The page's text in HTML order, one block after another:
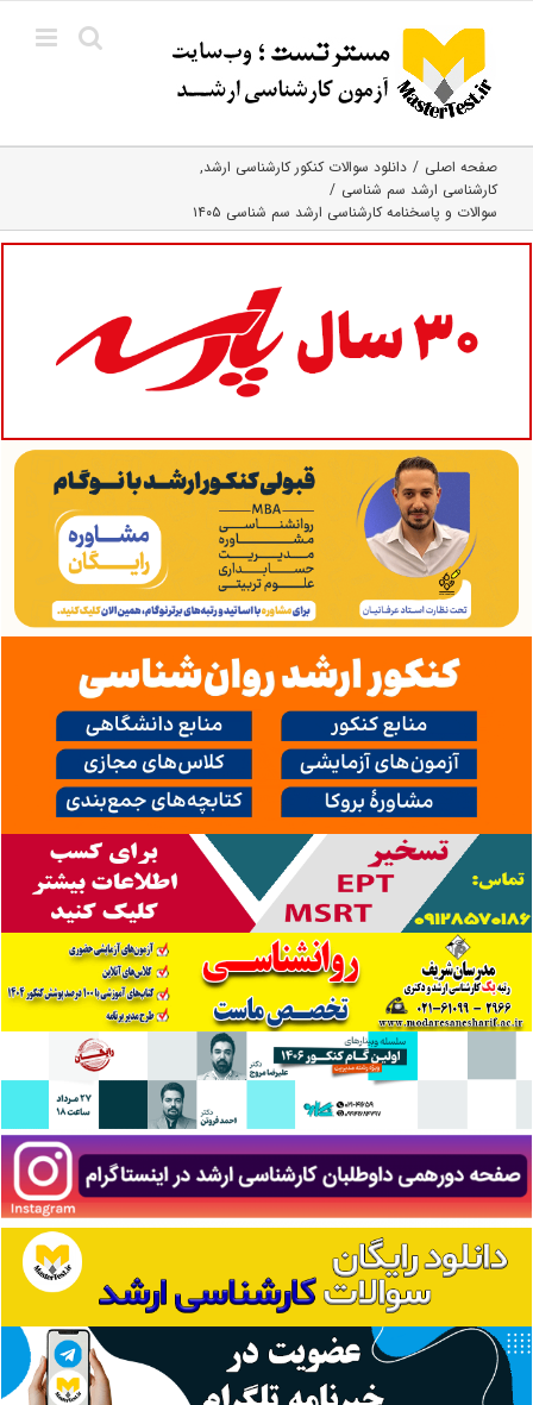
content
صفحه اصلی
دانلود سوالات کنکور کارشناسی ارشد
کارشناسی ارشد سم شناسی
سوالات و پاسخنامه کارشناسی ارشد سم شناسی ۱۴۰۵